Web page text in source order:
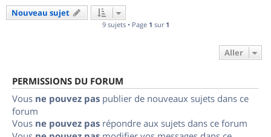
Nouveau sujet
9 sujets • Page 1 sur 1
Aller
PERMISSIONS DU FORUM
Vous ne pouvez pas publier de nouveaux sujets dans ce
forum
Vous ne pouvez pas répondre aux sujets dans ce forum